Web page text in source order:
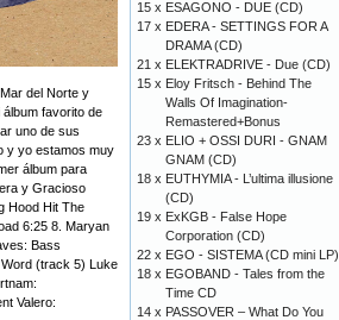
del Norte y
favorito de
uno de sus
y yo estamos muy
álbum para
y Gracioso
Hood Hit The
6:25 8. Maryan
Bass
(track 5) Luke
Valero:
15 x ESAGONO - DUE (CD)
17 x EDERA - SETTINGS FOR A
DRAMA (CD)
21 x ELEKTRADRIVE - Due (CD)
15 x Eloy Fritsch - Behind The
Walls Of Imagination-
Remastered+Bonus
23 x ELIO + OSSI DURI - GNAM
GNAM (CD)
18 x EUTHYMIA - L’ultima illusione
(CD)
19 x ExKGB - False Hope
Corporation (CD)
22 x EGO - SISTEMA (CD mini LP)
18 x EGOBAND - Tales from the
Time CD
14 x PASSOVER – What Do You